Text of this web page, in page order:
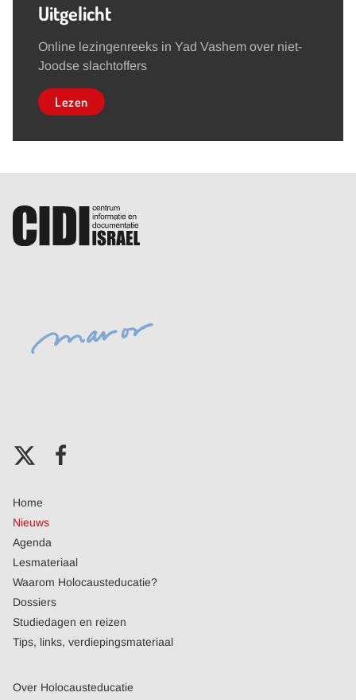
Uitgelicht
Online lezingenreeks in Yad Vashem over niet-
Joodse slachtoffers
Lezen
Home
Nieuws
Agenda
Lesmateriaal
Waarom Holocausteducatie?
Dossiers
Studiedagen en reizen
Tips, links, verdiepingsmateriaal
Over Holocausteducatie